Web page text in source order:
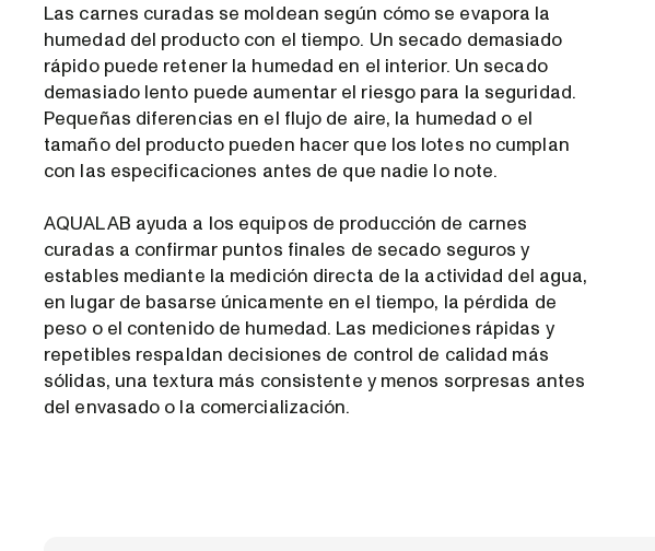
Las carnes curadas se moldean según cómo se evapora la
humedad del producto con el tiempo. Un secado demasiado
rápido puede retener la humedad en el interior. Un secado
demasiado lento puede aumentar el riesgo para la seguridad.
Pequeñas diferencias en el flujo de aire, la humedad o el
tamaño del producto pueden hacer que los lotes no cumplan
con las especificaciones antes de que nadie lo note.
AQUALAB ayuda a los equipos de producción de carnes
curadas a confirmar puntos finales de secado seguros y
estables mediante la medición directa de la actividad del agua,
en lugar de basarse únicamente en el tiempo, la pérdida de
peso o el contenido de humedad. Las mediciones rápidas y
repetibles respaldan decisiones de control de calidad más
sólidas, una textura más consistente y menos sorpresas antes
del envasado o la comercialización.